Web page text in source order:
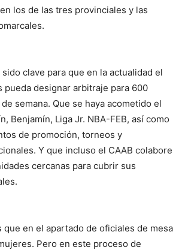
los de las tres provinciales y las
clave para que en la actualidad el
pueda designar arbitraje para 600
semana. Que se haya acometido el
Benjamín, Liga Jr. NBA-FEB, así como
de promoción, torneos y
Y que incluso el CAAB colabore
cercanas para cubrir sus
que en el apartado de oficiales de mesa
Pero en este proceso de